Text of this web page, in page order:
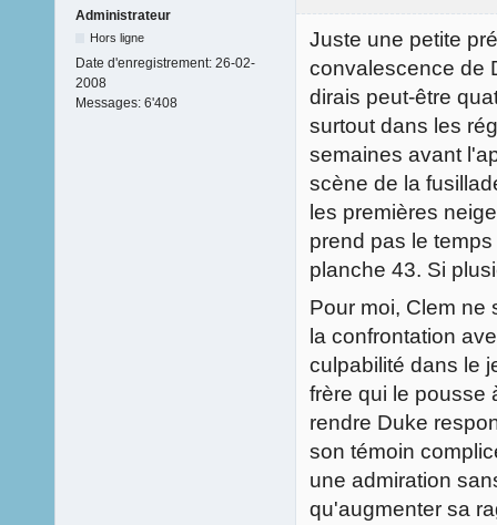
Administrateur
Hors ligne
Date d'enregistrement: 26-02-
2008
Messages: 6'408
Juste une petite
convalescence de
dirais peut-être
surtout dans les
semaines avant
scène de la
les premières
prend pas le
planche 43. Si
Pour moi, Clem ne
la confrontation
culpabilité dans le
frère qui le pousse
rendre Duke
son témoin
une admiration
qu'augmenter sa